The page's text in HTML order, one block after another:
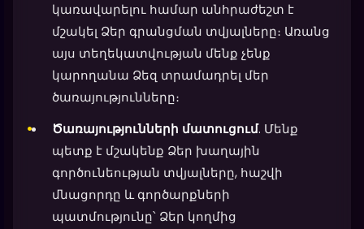
կառավարելու համար անհրաժեշտ է
մշակել Ձեր գրանցման տվյալները։ Առանց
այս տեղեկատվության մենք չենք
կարողանա Ձեզ տրամադրել մեր
ծառայությունները։
Ծառայությունների մատուցում. Մենք
պետք է մշակենք Ձեր խաղային
գործունեության տվյալները, հաշվի
մնացորդը և գործարքների
պատմությունը՝ Ձեր կողմից